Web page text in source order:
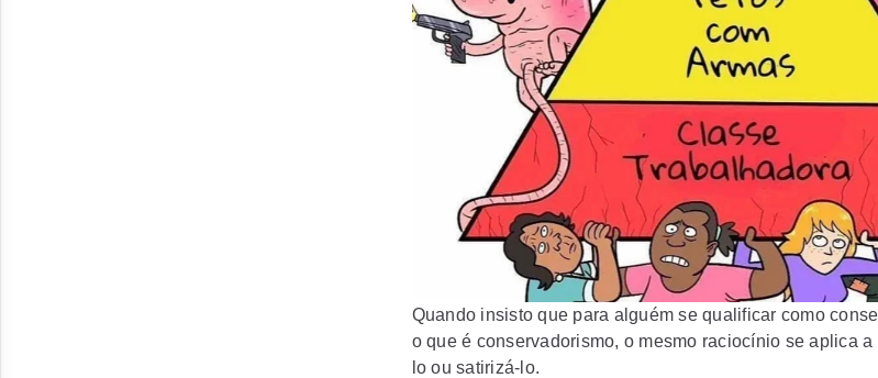
Quando insisto que para alguém se qualificar como
o que é conservadorismo, o mesmo raciocínio se aplica
lo ou satirizá-lo.